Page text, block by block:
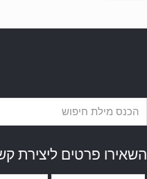
השאירו פרטים ליצירת